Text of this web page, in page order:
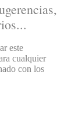
este
cualquier
con los